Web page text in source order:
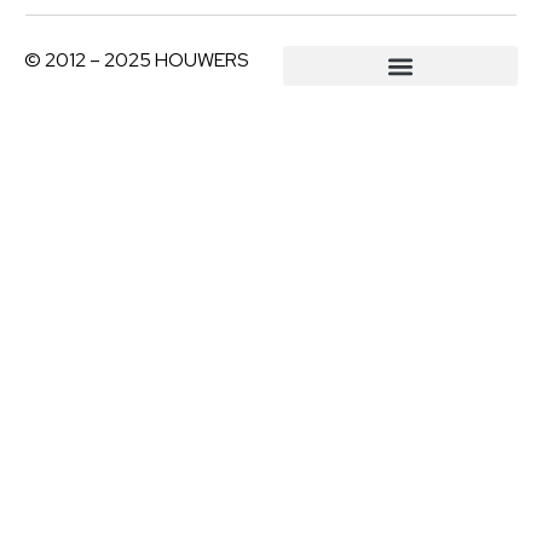
© 2012 – 2025 HOUWERS